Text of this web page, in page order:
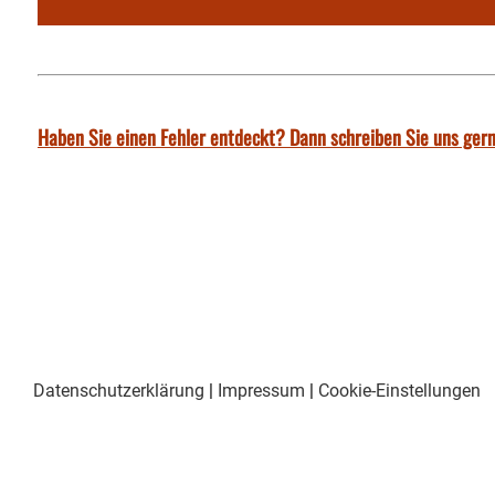
Haben Sie einen Fehler entdeckt? Dann schreiben Sie uns
Datenschutzerklärung | Impressum | Cookie-Einstellungen